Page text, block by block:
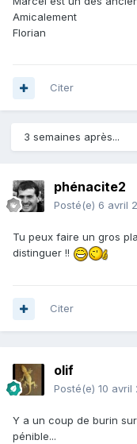
Amicalement
Florian
Citer
3 semaines après...
phénacite2
Posté(e) 6 avril
Tu peux faire un gros
distinguer !!
Citer
olif
Posté(e) 10 avril
Y a un coup de burin
pénible...